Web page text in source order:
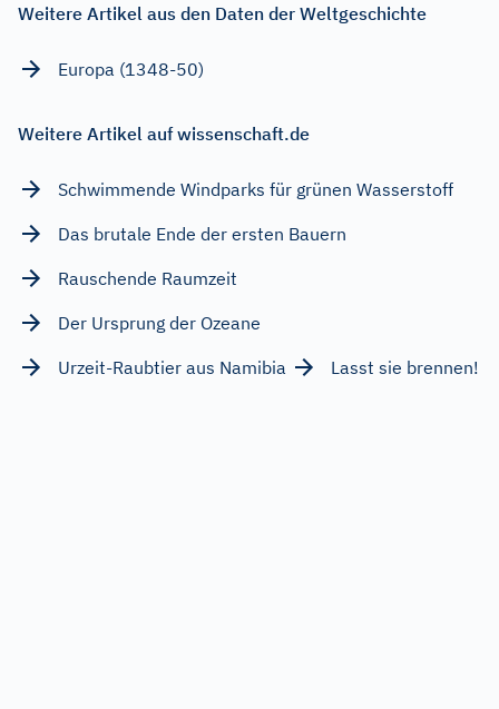
Weitere Artikel aus den Daten der Weltgeschichte
Europa (1348-50)
Weitere Artikel auf wissenschaft.de
Schwimmende Windparks für grünen Wasserstoff
Das brutale Ende der ersten Bauern
Rauschende Raumzeit
Der Ursprung der Ozeane
Urzeit-Raubtier aus Namibia
Lasst sie brennen!